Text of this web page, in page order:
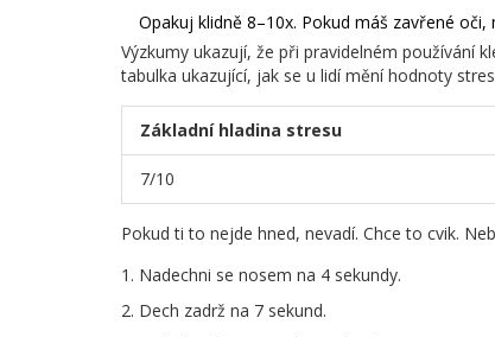
Opakuj klidně 8–10x. Pokud máš zavřené
Výzkumy ukazují, že při pravidelném používání
tabulka ukazující, jak se u lidí mění hodnoty
Základní hladina stresu
7/10
Pokud ti to nejde hned, nevadí. Chce to cvik.
Nadechni se nosem na 4 sekundy.
Dech zadrž na 7 sekund.